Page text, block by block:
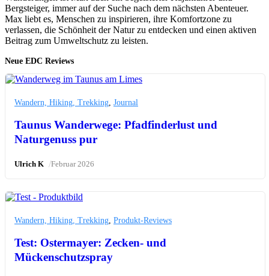
Bergsteiger, immer auf der Suche nach dem nächsten Abenteuer.
Max liebt es, Menschen zu inspirieren, ihre Komfortzone zu
verlassen, die Schönheit der Natur zu entdecken und einen aktiven
Beitrag zum Umweltschutz zu leisten.
Neue EDC Reviews
Wandern, Hiking, Trekking, Journal
Taunus Wanderwege: Pfadfinderlust und
Naturgenuss pur
Ulrich K /Februar 2026
Wandern, Hiking, Trekking, Produkt-Reviews
Test: Ostermayer: Zecken- und
Mückenschutzspray